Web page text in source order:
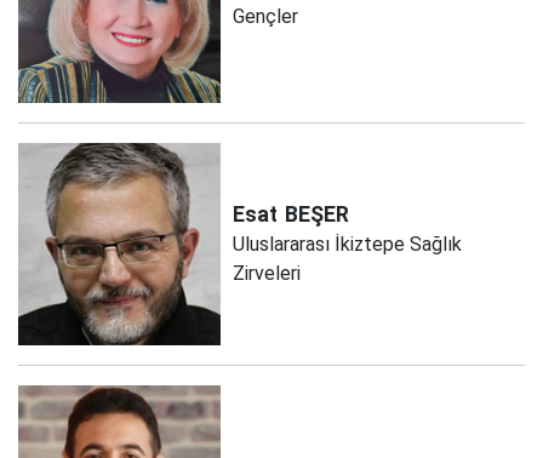
Gençler
Esat BEŞER
Uluslararası İkiztepe Sağlık
Zirveleri